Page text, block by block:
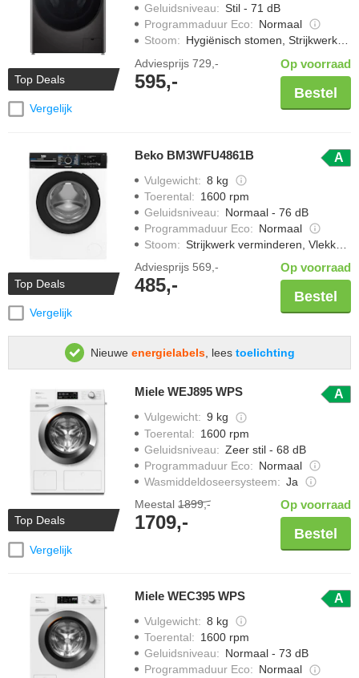
Top Deals
Vergelijk
Geluidsniveau: Stil - 71 dB
Programmaduur Eco: Normaal
Stoom: Hygiënisch stomen, Strijkwerk verminderen
Adviesprijs 729,-
595,-
Op voorraad
Bestel
Top Deals
Vergelijk
Beko BM3WFU4861B A
Vulgewicht: 8 kg
Toerental: 1600 rpm
Geluidsniveau: Normaal - 76 dB
Programmaduur Eco: Normaal
Stoom: Strijkwerk verminderen, Vlekken verwijderen met stoom
Adviesprijs 569,-
485,-
Op voorraad
Bestel
Nieuwe energielabels, lees toelichting
Top Deals
Vergelijk
Miele WEJ895 WPS A
Vulgewicht: 9 kg
Toerental: 1600 rpm
Geluidsniveau: Zeer stil - 68 dB
Programmaduur Eco: Normaal
Wasmiddeldoseersysteem: Ja
Meestal 1899,-
1709,-
Op voorraad
Bestel
Miele WEC395 WPS A
Vulgewicht: 8 kg
Toerental: 1600 rpm
Geluidsniveau: Normaal - 73 dB
Programmaduur Eco: Normaal